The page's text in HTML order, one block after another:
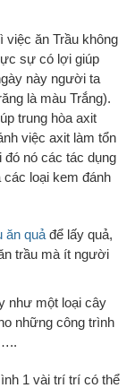
việc ăn Trầu không
sự có lợi giúp
này người ta
là màu Trắng).
trung hòa axit
việc axit làm tổn
nó các tác dụng
loại kem đánh
ăn quả để lấy quả,
trầu mà ít người
như một loại cây
những công trình
1 vài trí trí có thể